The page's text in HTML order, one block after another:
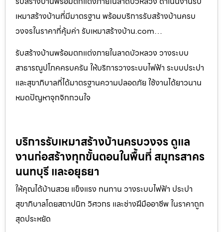
เหมาสร้างบ้านที่มีมาตรฐาน พร้อมบริการรับสร้างบ้านครบ
วงจรในราคาที่คุ้มค่า รับเหมาสร้างบ้าน.com…
รับสร้างบ้านพร้อมตกแต่งภายในลาดบัวหลวง วางระบบ
สาธารณูปโภคครบครัน ให้บริการวางระบบไฟฟ้า ระบบประปา
และสุขาภิบาลที่ได้มาตรฐานความปลอดภัย ใช้งานได้ยาวนาน
หมดปัญหาจุกจิกกวนใจ
บริการรับเหมาสร้างบ้านครบวงจร ดูแล
งานก่อสร้างทุกขั้นตอนในพื้นที่ สมุทรสาคร
นนทบุรี และอยุธยา
ให้คุณได้บ้านสวย แข็งแรง ทนทาน วางระบบไฟฟ้า ประปา
สุขาภิบาลโดยสถาปนิก วิศวกร และช่างฝีมืออาชีพ ในราคาถูก
สุดประหยัด